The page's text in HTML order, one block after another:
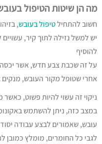
מה הן שיטות הטיפול
חשוב להתחילטיפול בעובש,
יש למשל נזילה לתוך קיר,
להוסיף
על זה שכבת צבע חדש, אשר
אחרי שטופל מקור העובש,
ניקוי זה עשוי להיות פשוט,
במצב כזה, ניתן להשתמש
עובש, שאמורים לבצע עבודה
לגבי כל החומרים, מומלץ